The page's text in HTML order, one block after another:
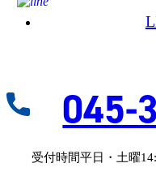
045-
受付時間平日・土曜